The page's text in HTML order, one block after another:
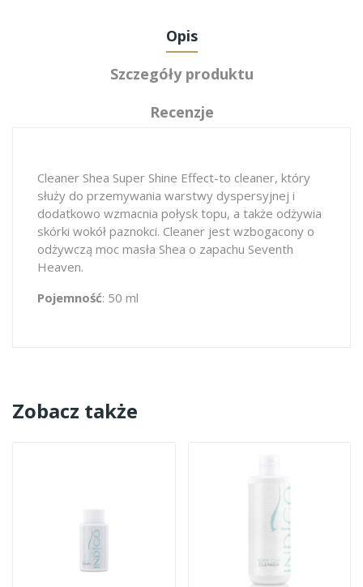
Opis
Szczegóły produktu
Recenzje
Cleaner Shea Super Shine Effect-to cleaner, który
służy do przemywania warstwy dyspersyjnej i
dodatkowo wzmacnia połysk topu, a także odżywia
skórki wokół paznokci. Cleaner jest wzbogacony o
odżywczą moc masła Shea o zapachu Seventh
Heaven.
Pojemność: 50 ml
Zobacz także